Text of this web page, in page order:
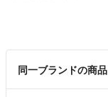
同一ブランドの商品